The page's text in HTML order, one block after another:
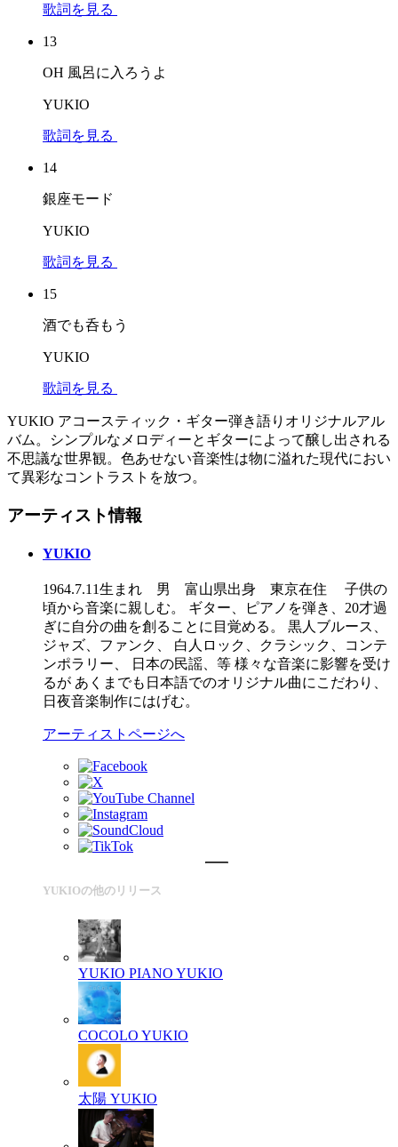
歌詞を見る
13
OH 風呂に入ろうよ
YUKIO
歌詞を見る
14
銀座モード
YUKIO
歌詞を見る
15
酒でも呑もう
YUKIO
歌詞を見る
YUKIO アコースティック・ギター弾き語りオリジナルアル
バム。シンプルなメロディーとギターによって醸し出される
不思議な世界観。色あせない音楽性は物に溢れた現代におい
て異彩なコントラストを放つ。
アーティスト情報
YUKIO
1964.7.11生まれ 男 富山県出身 東京在住 子供の
頃から音楽に親しむ。 ギター、ピアノを弾き、20才過
ぎに自分の曲を創ることに目覚める。 黒人ブルース、
ジャズ、ファンク、 白人ロック、クラシック、コンテ
ンポラリー、 日本の民謡、等 様々な音楽に影響を受け
るが あくまでも日本語でのオリジナル曲にこだわり、
日夜音楽制作にはげむ。
アーティストページへ
YUKIOの他のリリース
YUKIO PIANO YUKIO
COCOLO YUKIO
太陽 YUKIO